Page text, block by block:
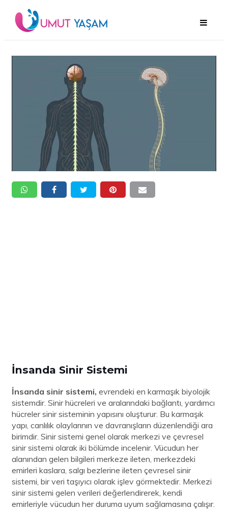
İnsanda Sinir Sistemi
İnsanda sinir sistemi, evrendeki en karmaşık biyolojik
sistemdir. Sinir hücreleri ve aralarındaki bağlantı, yardımcı
hücreler sinir sisteminin yapısını oluşturur. Bu karmaşık
yapı, canlılık olaylarının ve davranışların düzenlendiği ara
birimdir. Sinir sistemi genel olarak merkezi ve çevresel
sinir sistemi olarak iki bölümde incelenir. Vücudun her
alanından gelen bilgileri merkeze ileten, merkezdeki
emirleri kaslara, salgı bezlerine ileten çevresel sinir
sistemi, bir veri taşıyıcı olarak işlev görmektedir. Merkezi
sinir sistemi gelen verileri değerlendirerek, kendi
emirleriyle vücudun her duruma uyum sağlamasına çalışır.